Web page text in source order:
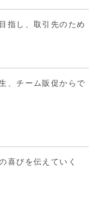
指し、取引先のため
、チーム販促からで
喜びを伝えていく